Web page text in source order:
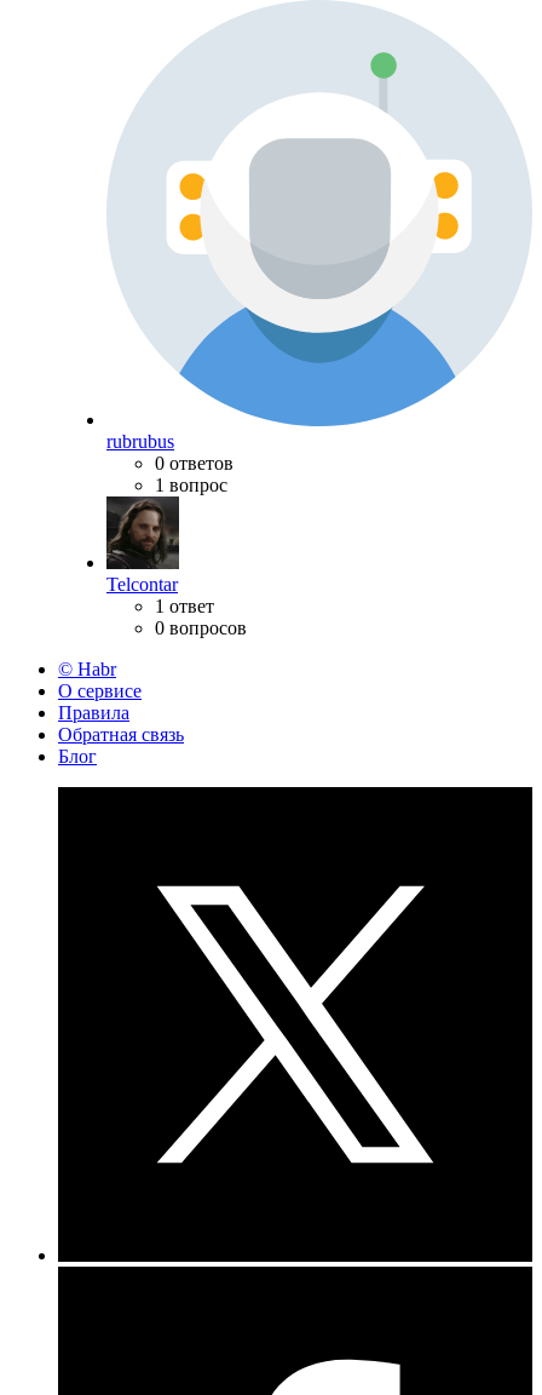
rubrubus
0 ответов
1 вопрос
Telcontar
1 ответ
0 вопросов
© Habr
О сервисе
Правила
Обратная связь
Блог